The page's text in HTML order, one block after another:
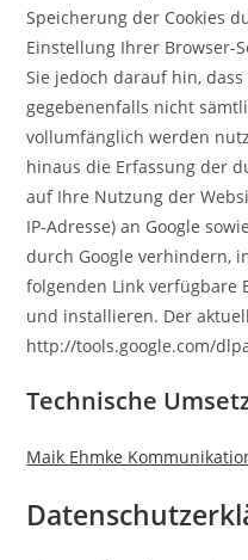
Speicherung der Cookies
Einstellung Ihrer Browser-
Sie jedoch darauf hin,
gegebenenfalls nicht
vollumfänglich werden
hinaus die Erfassung der
auf Ihre Nutzung der
IP-Adresse) an Google
durch Google verhindern,
folgenden Link verfügbare
und installieren. Der
http://tools.google.com/
Technische
Maik Ehmke